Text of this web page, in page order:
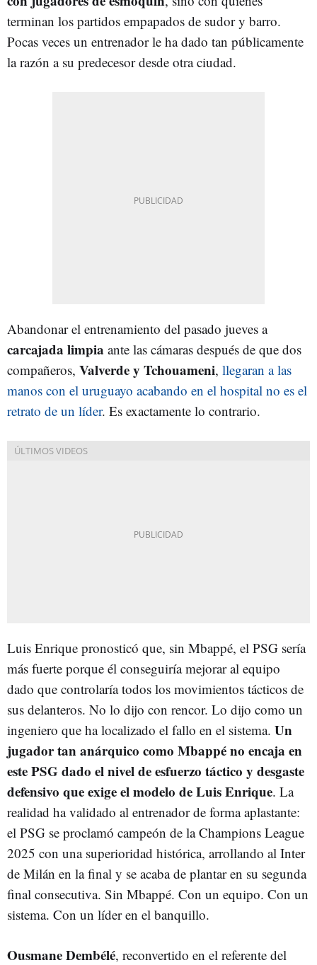
terminan los partidos empapados de sudor y barro.
Pocas veces un entrenador le ha dado tan públicamente
la razón a su predecesor desde otra ciudad.
Abandonar el entrenamiento del pasado jueves a
carcajada limpia ante las cámaras después de que dos
compañeros, Valverde y Tchouameni, llegaran a las
manos con el uruguayo acabando en el hospital no es el
retrato de un líder. Es exactamente lo contrario.
Luis Enrique pronosticó que, sin Mbappé, el PSG sería
más fuerte porque él conseguiría mejorar al equipo
dado que controlaría todos los movimientos tácticos de
sus delanteros. No lo dijo con rencor. Lo dijo como un
ingeniero que ha localizado el fallo en el sistema. Un
jugador tan anárquico como Mbappé no encaja en
este PSG dado el nivel de esfuerzo táctico y desgaste
defensivo que exige el modelo de Luis Enrique. La
realidad ha validado al entrenador de forma aplastante:
el PSG se proclamó campeón de la Champions League
2025 con una superioridad histórica, arrollando al Inter
de Milán en la final y se acaba de plantar en su segunda
final consecutiva. Sin Mbappé. Con un equipo. Con un
sistema. Con un líder en el banquillo.
Ousmane Dembélé, reconvertido en el referente del